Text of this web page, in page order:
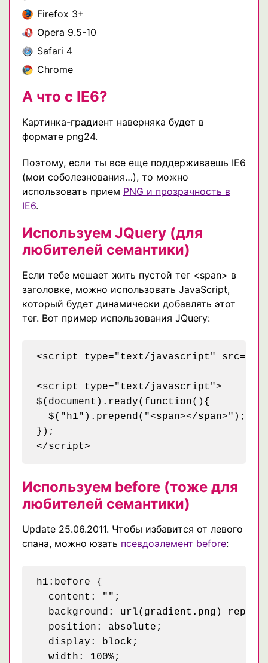
Firefox 3+
Opera 9.5-10
Safari 4
Chrome
А что с IE6?
Картинка-градиент наверняка будет в
формате png24.
Поэтому, если ты все еще поддерживаешь IE6
(мои соболезнования…), то можно
использовать прием PNG и прозрачность в
IE6.
Используем JQuery (для
любителей семантики)
Если тебе мешает жить пустой тег <span> в
заголовке, можно использовать JavaScript,
который будет динамически добавлять этот
тег. Вот пример использования JQuery:
<script type="text/javascript"
<script type="text/javascript">
$(document).ready(function(){
  $("h1").prepend("<span></span>");
});
Используем before (тоже для
любителей семантики)
Update 25.06.2011. Чтобы избавится от левого
спана, можно юзать псевдоэлемент before:
h1:before {
  content: "";
background: url(gradient.png)
  position: absolute;
  display: block;
  width: 100%;